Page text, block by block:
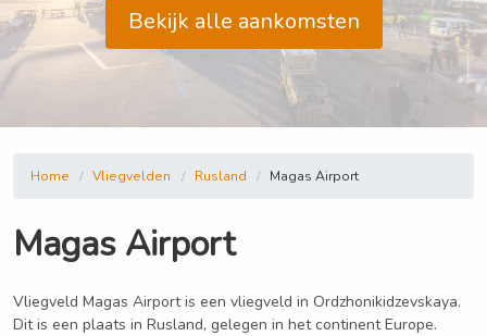
Bekijk alle aankomsten
Home Vliegvelden Rusland Magas Airport
Magas Airport
Vliegveld Magas Airport is een vliegveld in Ordzhonikidzevskaya.
Dit is een plaats in Rusland, gelegen in het continent Europe.